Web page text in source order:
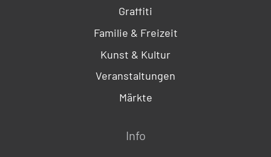
Graffiti
Familie & Freizeit
Kunst & Kultur
Veranstaltungen
Märkte
Info